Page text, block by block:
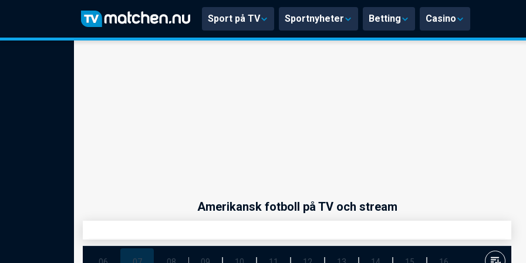
Sport på TV Sportnyheter Betting Casino
Amerikansk fotboll på TV och stream